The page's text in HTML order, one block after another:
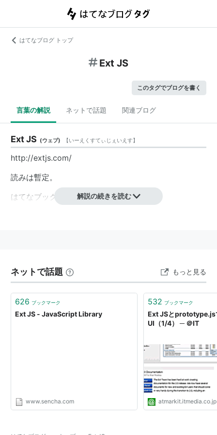
はてなブログ トップ
Ext JS
このタグでブログを書く
言葉の解説 ネットで話題 関連ブログ
Ext JS (ウェブ) 【いーえくすてぃじぇいえす】
http://extjs.com/
読みは暫定。
はてなブックマークのコメントより：
「 ダイアログが得意な JavaScript ライブラリ。
Apollo にも採用された」
「Yahoo UI Libraryの拡張ライブラリ「Ext JS」
（旧yui-ext）の公式ページ。prototype.js +
script.aculo.usやjQueryにも対応。」
http://hoikuru.net/programming/ext_license.html
解説の続きを読む
ネットで話題 もっと見る
626 ブックマーク
Ext JS - JavaScript Library
www.sencha.com
532 ブックマーク
Ext JSとprototype.js
UI（1/4） ─ ＠IT
atmarkit.itmedia.co.jp